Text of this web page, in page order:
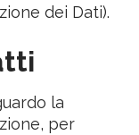
dei Dati).
la
per